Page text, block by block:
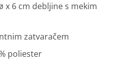
x 6 cm debljines mekim
zatvaračem
poliester